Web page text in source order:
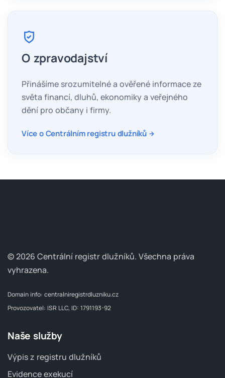
O zpravodajství
Přinášíme srozumitelné a ověřené informace ze
světa financí, dluhů, ekonomiky a veřejného
dění pro občany i firmy.
Více o Centrálním registru dlužníků
© 2026 Centrální registr dlužníků. Všechna práva
vyhrazena.
Domain info: centralniregistrdluzniku.cz
Provozovatel: ISR LLC, ID: 1791193-92
Naše služby
Výpis z registru dlužníků
Evidence exekucí